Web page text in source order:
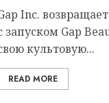
Inc.
запуском Gap
культовую...
READ MORE